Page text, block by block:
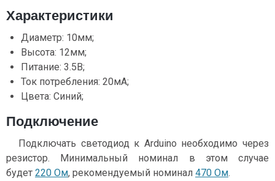
Характеристики
Диаметр: 10мм;
Высота: 12мм;
Питание: 3.5В;
Ток потребления: 20мА;
Цвета: Синий;
Подключение
Подключать светодиод к Arduino необходимо через
резистор. Минимальный номинал в этом случае
будет 220 Ом, рекомендуемый номинал 470 Ом.